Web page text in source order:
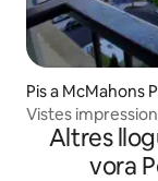
Pis a McMahons
Vistes
Altres
vora